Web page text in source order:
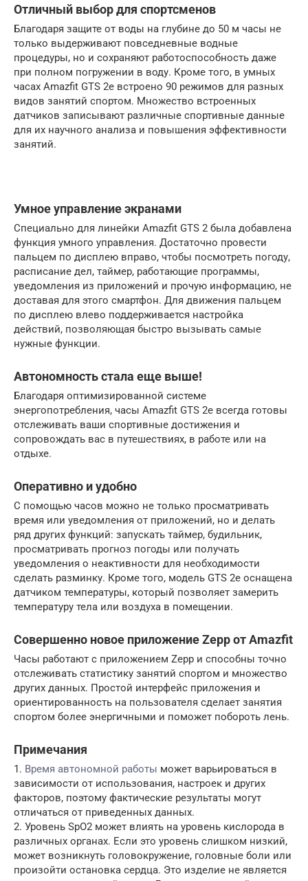
Отличный выбор для спортсменов
Благодаря защите от воды на глубине до 50 м часы не
только выдерживают повседневные водные
процедуры, но и сохраняют работоспособность даже
при полном погружении в воду. Кроме того, в умных
часах Amazfit GTS 2e встроено 90 режимов для разных
видов занятий спортом. Множество встроенных
датчиков записывают различные спортивные данные
для их научного анализа и повышения эффективности
занятий.
Умное управление экранами
Специально для линейки Amazfit GTS 2 была добавлена
функция умного управления. Достаточно провести
пальцем по дисплею вправо, чтобы посмотреть погоду,
расписание дел, таймер, работающие программы,
уведомления из приложений и прочую информацию, не
доставая для этого смартфон. Для движения пальцем
по дисплею влево поддерживается настройка
действий, позволяющая быстро вызывать самые
нужные функции.
Автономность стала еще выше!
Благодаря оптимизированной системе
энергопотребления, часы Amazfit GTS 2e всегда готовы
отслеживать ваши спортивные достижения и
сопровождать вас в путешествиях, в работе или на
отдыхе.
Оперативно и удобно
С помощью часов можно не только просматривать
время или уведомления от приложений, но и делать
ряд других функций: запускать таймер, будильник,
просматривать прогноз погоды или получать
уведомления о неактивности для необходимости
сделать разминку. Кроме того, модель GTS 2e оснащена
датчиком температуры, который позволяет замерить
температуру тела или воздуха в помещении.
Совершенно новое приложение Zepp от Amazfit
Часы работают с приложением Zepp и способны точно
отслеживать статистику занятий спортом и множество
других данных. Простой интерфейс приложения и
ориентированность на пользователя сделает занятия
спортом более энергичными и поможет побороть лень.
Примечания
1. Время автономной работы может варьироваться в
зависимости от использования, настроек и других
факторов, поэтому фактические результаты могут
отличаться от приведенных данных.
2. Уровень SpO2 может влиять на уровень кислорода в
различных органах. Если это уровень слишком низкий,
может возникнуть головокружение, головные боли или
произойти остановка сердца. Это изделие не является